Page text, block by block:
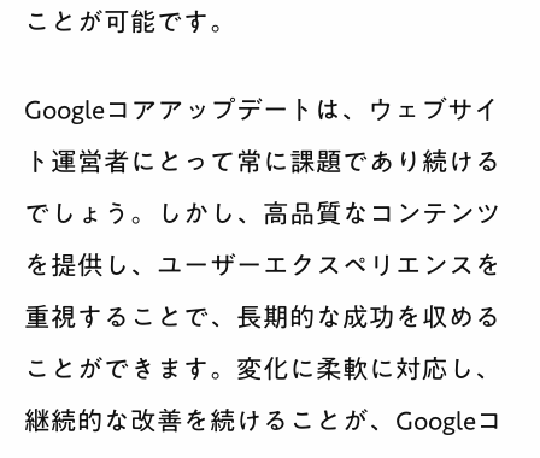
ことが可能です。
Googleコアアップデートは、ウェブサイ
ト運営者にとって常に課題であり続ける
でしょう。しかし、高品質なコンテンツ
を提供し、ユーザーエクスペリエンスを
重視することで、長期的な成功を収める
ことができます。変化に柔軟に対応し、
継続的な改善を続けることが、Googleコ